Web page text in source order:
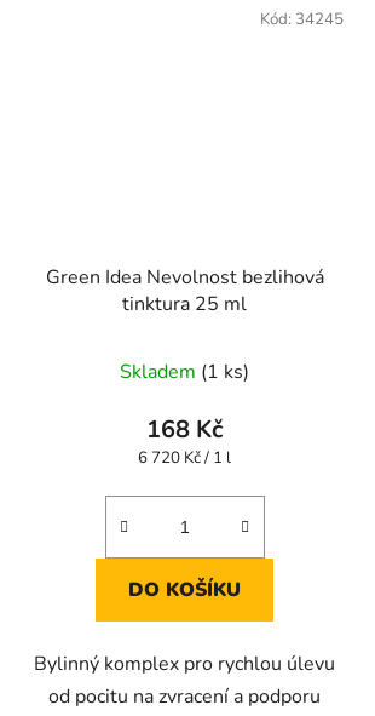
Green Idea Nevolnost bezlihová
tinktura 25 ml
Skladem (1 ks)
168 Kč
Měrná
6 720 Kč / 1 l
DO KOŠÍKU
Bylinný komplex pro rychlou úlevu
od pocitu na zvracení a podporu
Kód: 34245